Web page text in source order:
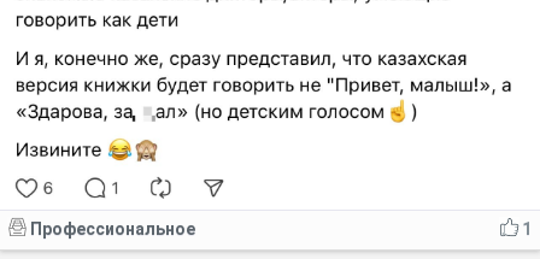
1
Профессиональное